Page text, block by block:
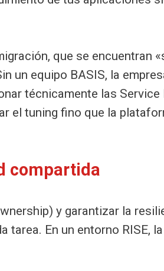
que se encuentran
un equipo BASIS, la
técnicamente las Service
el tuning fino que la
compartida
y garantizar la
tarea. En un entorno RISE,